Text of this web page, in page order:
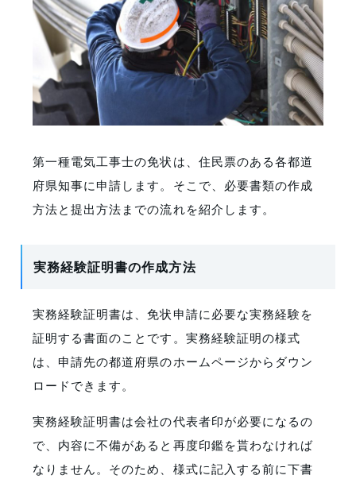
第一種電気工事士の免状は、住民票のある各都道
府県知事に申請します。そこで、必要書類の作成
方法と提出方法までの流れを紹介します。
実務経験証明書の作成方法
実務経験証明書は、免状申請に必要な実務経験を
証明する書面のことです。実務経験証明の様式
は、申請先の都道府県のホームページからダウン
ロードできます。
実務経験証明書は会社の代表者印が必要になるの
で、内容に不備があると再度印鑑を貰わなければ
なりません。そのため、様式に記入する前に下書